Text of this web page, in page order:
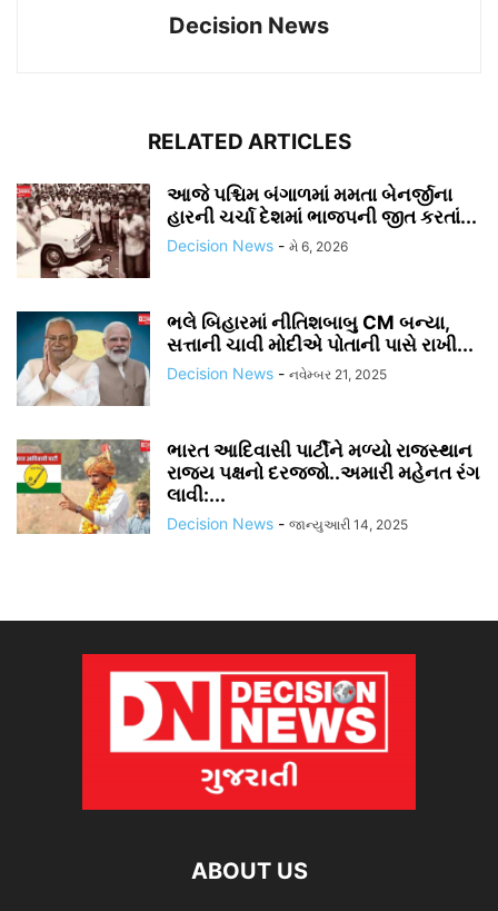
Decision News
RELATED ARTICLES
આજે પશ્ચિમ બંગાળમાં મમતા બેનર્જીના
હારની ચર્ચા દેશમાં ભાજપની જીત કરતાં...
Decision News - મે 6, 2026
ભલે બિહારમાં નીતિશબાબુ CM બન્યા,
સત્તાની ચાવી મોદીએ પોતાની પાસે રાખી...
Decision News - નવેમ્બર 21, 2025
ભારત આદિવાસી પાર્ટીને મળ્યો રાજસ્થાન
રાજ્ય પક્ષનો દરજ્જો..અમારી મહેનત રંગ
લાવી:...
Decision News - જાન્યુઆરી 14, 2025
ABOUT US